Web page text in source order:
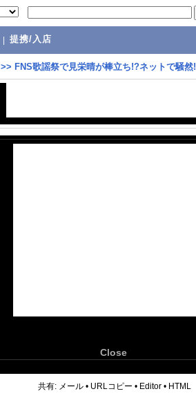
提携/入店
>> FNS歌謡祭で見栄晴が棒立ち!?ネットで騒然!
Close
共有: メール • URLコピー • Editor • HTML